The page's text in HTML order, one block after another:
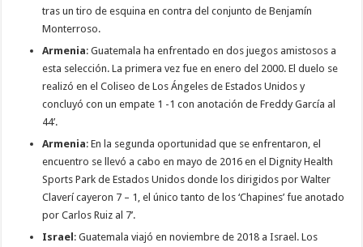
tras un tiro de esquina en contra del conjunto de Benjamín
Monterroso.
Armenia: Guatemala ha enfrentado en dos juegos amistosos a
esta selección. La primera vez fue en enero del 2000. El duelo se
realizó en el Coliseo de Los Ángeles de Estados Unidos y
concluyó con un empate 1 -1 con anotación de Freddy García al
44’.
Armenia: En la segunda oportunidad que se enfrentaron, el
encuentro se llevó a cabo en mayo de 2016 en el Dignity Health
Sports Park de Estados Unidos donde los dirigidos por Walter
Claverí cayeron 7 – 1, el único tanto de los ‘Chapines’ fue anotado
por Carlos Ruiz al 7’.
Israel: Guatemala viajó en noviembre de 2018 a Israel. Los